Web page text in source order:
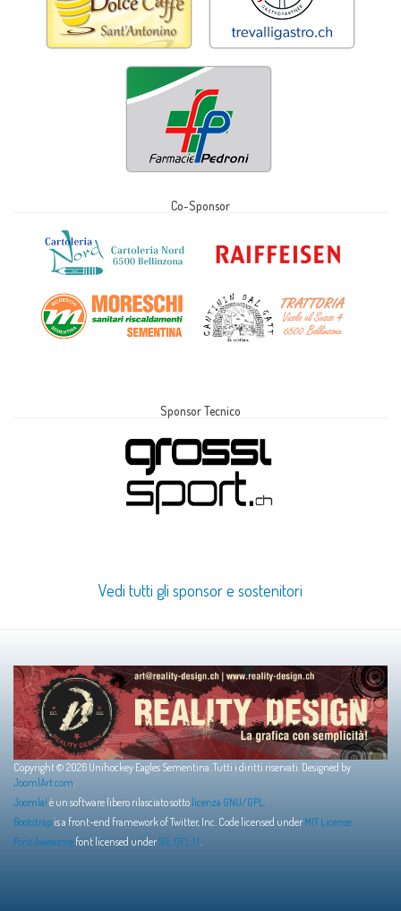
Co-Sponsor
Sponsor Tecnico
Vedi tutti gli sponsor e sostenitori
Copyright © 2026 Unihockey Eagles Sementina. Tutti i diritti riservati. Designed by
JoomlArt.com.
Joomla! è un software libero rilasciato sotto licenza GNU/GPL.
Bootstrapis a front-end framework of Twitter, Inc. Code licensed under MIT License.
Font Awesome font licensed under SIL OFL 1.1.